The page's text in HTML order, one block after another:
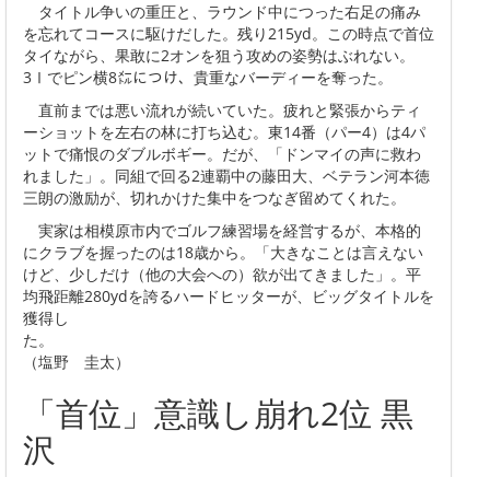
タイトル争いの重圧と、ラウンド中につった右足の痛み
を忘れてコースに駆けだした。残り215yd。この時点で首位
タイながら、果敢に2オンを狙う攻めの姿勢はぶれない。
3Ⅰでピン横8㍍につけ、貴重なバーディーを奪った。
直前までは悪い流れが続いていた。疲れと緊張からティ
ーショットを左右の林に打ち込む。東14番（パー4）は4パ
ットで痛恨のダブルボギー。だが、「ドンマイの声に救わ
れました」。同組で回る2連覇中の藤田大、ベテラン河本徳
三朗の激励が、切れかけた集中をつなぎ留めてくれた。
実家は相模原市内でゴルフ練習場を経営するが、本格的
にクラブを握ったのは18歳から。「大きなことは言えない
けど、少しだけ（他の大会への）欲が出てきました」。平
均飛距離280ydを誇るハードヒッターが、ビッグタイトルを
獲得し
た。
（塩野 圭太）
「首位」意識し崩れ2位 黒
沢